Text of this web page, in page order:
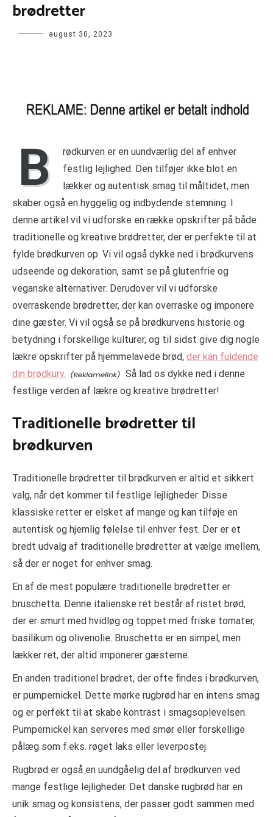
brødretter
august 30, 2023
B
rødkurven er en uundværlig del af enhver
festlig lejlighed. Den tilføjer ikke blot en
lækker og autentisk smag til måltidet, men
skaber også en hyggelig og indbydende stemning. I
denne artikel vil vi udforske en række opskrifter på både
traditionelle og kreative brødretter, der er perfekte til at
fylde brødkurven op. Vi vil også dykke ned i brødkurvens
udseende og dekoration, samt se på glutenfrie og
veganske alternativer. Derudover vil vi udforske
overraskende brødretter, der kan overraske og imponere
dine gæster. Vi vil også se på brødkurvens historie og
betydning i forskellige kulturer, og til sidst give dig nogle
lækre opskrifter på hjemmelavede brød, der kan fuldende
din brødkurv.
Så lad os dykke ned i denne
festlige verden af lækre og kreative brødretter!
Traditionelle brødretter til
brødkurven
Traditionelle brødretter til brødkurven er altid et sikkert
valg, når det kommer til festlige lejligheder. Disse
klassiske retter er elsket af mange og kan tilføje en
autentisk og hjemlig følelse til enhver fest. Der er et
bredt udvalg af traditionelle brødretter at vælge imellem,
så der er noget for enhver smag.
En af de mest populære traditionelle brødretter er
bruschetta. Denne italienske ret består af ristet brød,
der er smurt med hvidløg og toppet med friske tomater,
basilikum og olivenolie. Bruschetta er en simpel, men
lækker ret, der altid imponerer gæsterne.
En anden traditionel brødret, der ofte findes i brødkurven,
er pumpernickel. Dette mørke rugbrød har en intens smag
og er perfekt til at skabe kontrast i smagsoplevelsen.
Pumpernickel kan serveres med smør eller forskellige
pålæg som f.eks. røget laks eller leverpostej.
Rugbrød er også en uundgåelig del af brødkurven ved
mange festlige lejligheder. Det danske rugbrød har en
unik smag og konsistens, der passer godt sammen med